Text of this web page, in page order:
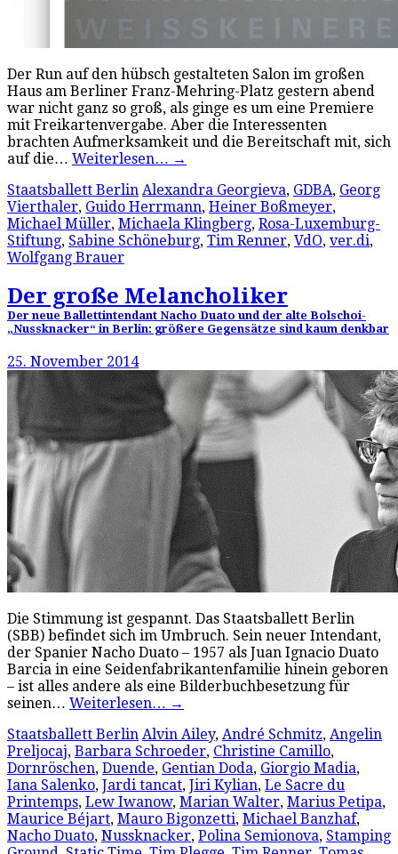
Der Run auf den hübsch gestalteten Salon im großen
Haus am Berliner Franz-Mehring-Platz gestern abend
war nicht ganz so groß, als ginge es um eine Premiere
mit Freikartenvergabe. Aber die Interessenten
brachten Aufmerksamkeit und die Bereitschaft mit, sich
auf die… Weiterlesen… →
Staatsballett Berlin Alexandra Georgieva, GDBA, Georg
Vierthaler, Guido Herrmann, Heiner Boßmeyer,
Michael Müller, Michaela Klingberg, Rosa-Luxemburg-
Stiftung, Sabine Schöneburg, Tim Renner, VdO, ver.di,
Wolfgang Brauer
Der große Melancholiker
Der neue Ballettintendant Nacho Duato und der alte Bolschoi-
„Nussknacker“ in Berlin: größere Gegensätze sind kaum denkbar
25. November 2014
Die Stimmung ist gespannt. Das Staatsballett Berlin
(SBB) befindet sich im Umbruch. Sein neuer Intendant,
der Spanier Nacho Duato – 1957 als Juan Ignacio Duato
Barcia in eine Seidenfabrikantenfamilie hinein geboren
– ist alles andere als eine Bilderbuchbesetzung für
seinen… Weiterlesen… →
Staatsballett Berlin Alvin Ailey, André Schmitz, Angelin
Preljocaj, Barbara Schroeder, Christine Camillo,
Dornröschen, Duende, Gentian Doda, Giorgio Madia,
Iana Salenko, Jardi tancat, Jiri Kylian, Le Sacre du
Printemps, Lew Iwanow, Marian Walter, Marius Petipa,
Maurice Béjart, Mauro Bigonzetti, Michael Banzhaf,
Nacho Duato, Nussknacker, Polina Semionova, Stamping